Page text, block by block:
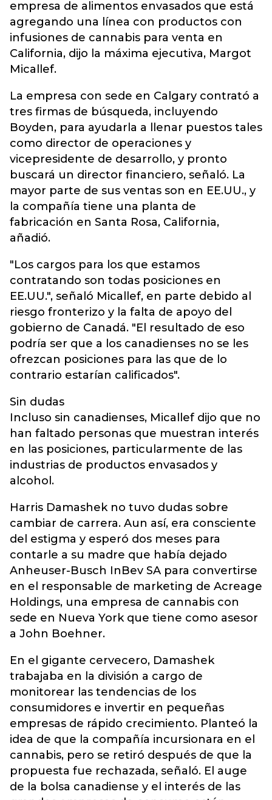
empresa de alimentos envasados que está
agregando una línea con productos con
infusiones de cannabis para venta en
California, dijo la máxima ejecutiva, Margot
Micallef.
La empresa con sede en Calgary contrató a
tres firmas de búsqueda, incluyendo
Boyden, para ayudarla a llenar puestos tales
como director de operaciones y
vicepresidente de desarrollo, y pronto
buscará un director financiero, señaló. La
mayor parte de sus ventas son en EE.UU., y
la compañía tiene una planta de
fabricación en Santa Rosa, California,
añadió.
"Los cargos para los que estamos
contratando son todas posiciones en
EE.UU.", señaló Micallef, en parte debido al
riesgo fronterizo y la falta de apoyo del
gobierno de Canadá. "El resultado de eso
podría ser que a los canadienses no se les
ofrezcan posiciones para las que de lo
contrario estarían calificados".
Sin dudas
Incluso sin canadienses, Micallef dijo que no
han faltado personas que muestran interés
en las posiciones, particularmente de las
industrias de productos envasados y
alcohol.
Harris Damashek no tuvo dudas sobre
cambiar de carrera. Aun así, era consciente
del estigma y esperó dos meses para
contarle a su madre que había dejado
Anheuser-Busch InBev SA para convertirse
en el responsable de marketing de Acreage
Holdings, una empresa de cannabis con
sede en Nueva York que tiene como asesor
a John Boehner.
En el gigante cervecero, Damashek
trabajaba en la división a cargo de
monitorear las tendencias de los
consumidores e invertir en pequeñas
empresas de rápido crecimiento. Planteó la
idea de que la compañía incursionara en el
cannabis, pero se retiró después de que la
propuesta fue rechazada, señaló. El auge
de la bolsa canadiense y el interés de las